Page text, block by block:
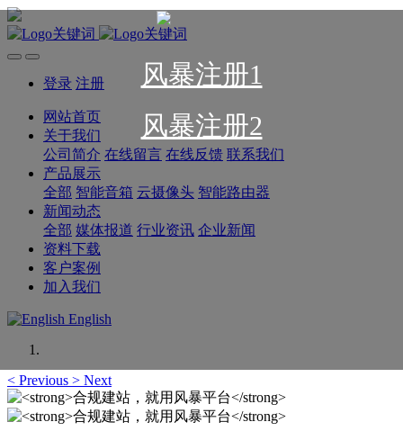
风暴注册1
风暴注册2
登录 注册
网站首页
关于我们
公司简介 在线留言 在线反馈 联系我们
产品展示
全部 智能音箱 云摄像头 智能路由器
新闻动态
全部 媒体报道 行业资讯 企业新闻
资料下载
客户案例
加入我们
English
< Previous > Next